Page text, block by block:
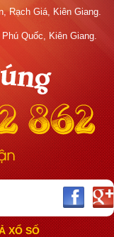
Rạch Giá, Kiên Giang.
Quốc, Kiên Giang.
XỔ SỐ